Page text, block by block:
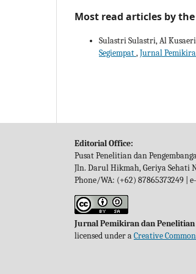
Most read articles by
Sulastri Sulastri, Al
Segiempat,Jurnal
Editorial Office:
Pusat Penelitian dan
Jln. Darul Hikmah, Geriya Sehati
Phone/WA: (+62) 87865373249 |
Jurnal Pemikiran dan
licensed under aCreative